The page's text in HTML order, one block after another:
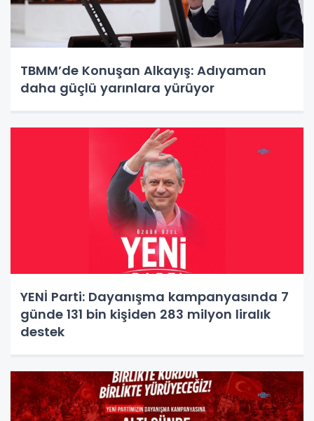
TBMM’de Konuşan Alkayış: Adıyaman
daha güçlü yarınlara yürüyor
YENİ Parti: Dayanışma kampanyasında 7
günde 131 bin kişiden 283 milyon liralık
destek